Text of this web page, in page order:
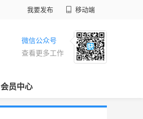
我要发布 移动端
微信公众号
查看更多工作
会员中心